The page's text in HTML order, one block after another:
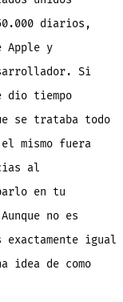
diarios,
Apple y
Si
dio tiempo
se trataba todo
mismo fuera
al
en tu
no es
igual
idea de como